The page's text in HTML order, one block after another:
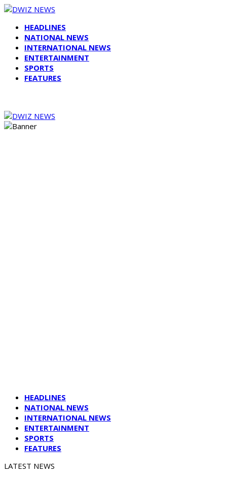
HEADLINES
NATIONAL NEWS
INTERNATIONAL NEWS
ENTERTAINMENT
SPORTS
FEATURES
HEADLINES
NATIONAL NEWS
INTERNATIONAL NEWS
ENTERTAINMENT
SPORTS
FEATURES
LATEST NEWS